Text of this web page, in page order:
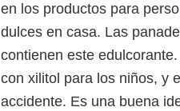
en los productos para
dulces en casa. Las
contienen este
con xilitol para los niños, y
accidente. Es una buena